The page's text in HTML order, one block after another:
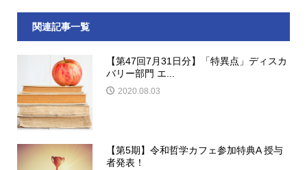
関連記事一覧
【第47回7月31日分】「特異点」ディスカ
バリー部門 エ...
2020.08.03
【第5期】令和哲学カフェ参加特典A 授与
者発表！